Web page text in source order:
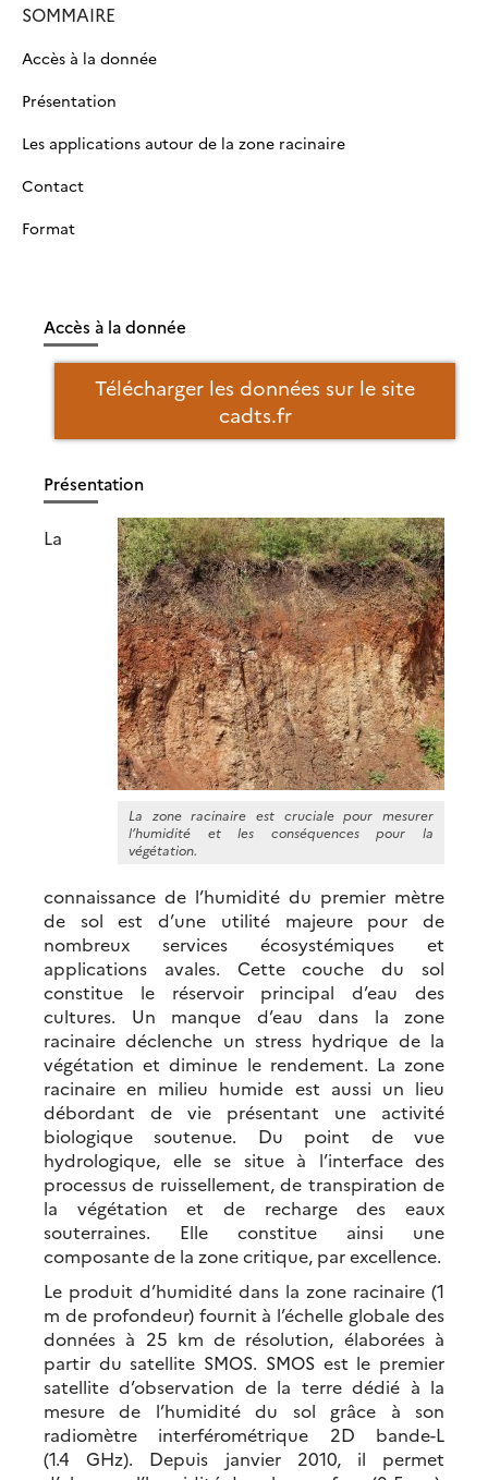
SOMMAIRE
Accès à la donnée
Présentation
Les applications autour de la zone racinaire
Contact
Format
Accès à la donnée
Télécharger les données sur le site
cadts.fr
Présentation
La zone racinaire est cruciale pour mesurer
l’humidité et les conséquences pour la
végétation.
La
connaissance de l’humidité du premier mètre
de sol est d’une utilité majeure pour de
nombreux services écosystémiques et
applications avales. Cette couche du sol
constitue le réservoir principal d’eau des
cultures. Un manque d’eau dans la zone
racinaire déclenche un stress hydrique de la
végétation et diminue le rendement. La zone
racinaire en milieu humide est aussi un lieu
débordant de vie présentant une activité
biologique soutenue. Du point de vue
hydrologique, elle se situe à l’interface des
processus de ruissellement, de transpiration de
la végétation et de recharge des eaux
souterraines. Elle constitue ainsi une
composante de la zone critique, par excellence.
Le produit d’humidité dans la zone racinaire (1
m de profondeur) fournit à l’échelle globale des
données à 25 km de résolution, élaborées à
partir du satellite SMOS. SMOS est le premier
satellite d’observation de la terre dédié à la
mesure de l’humidité du sol grâce à son
radiomètre interférométrique 2D bande-L
(1.4 GHz). Depuis janvier 2010, il permet